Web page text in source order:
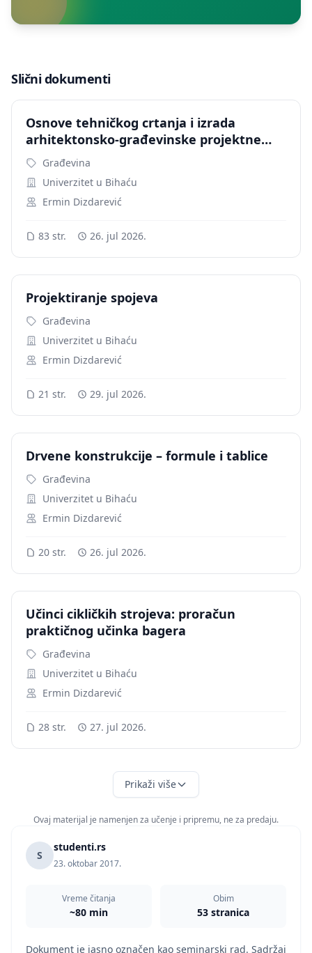
Slični dokumenti
Osnove tehničkog crtanja i izrada
arhitektonsko-građevinske projektne
dokumentacije
Građevina
Univerzitet u Bihaću
Ermin Dizdarević
83 str. 26. jul 2026.
Projektiranje spojeva
Građevina
Univerzitet u Bihaću
Ermin Dizdarević
21 str. 29. jul 2026.
Drvene konstrukcije – formule i tablice
Građevina
Univerzitet u Bihaću
Ermin Dizdarević
20 str. 26. jul 2026.
Učinci cikličkih strojeva: proračun
praktičnog učinka bagera
Građevina
Univerzitet u Bihaću
Ermin Dizdarević
28 str. 27. jul 2026.
Prikaži više
Ovaj materijal je namenjen za učenje i pripremu, ne za predaju.
S
studenti.rs
23. oktobar 2017.
Vreme čitanja
~80 min
Obim
53 stranica
Dokument je jasno označen kao seminarski rad. Sadržaj